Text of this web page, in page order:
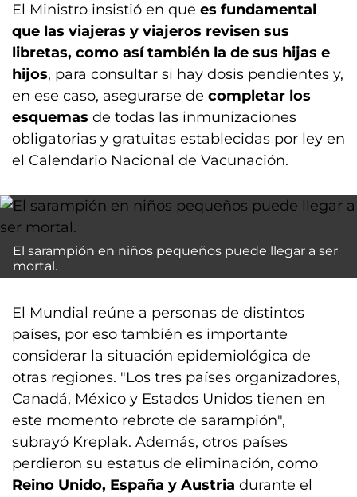
El Ministro insistió en que es fundamental
que las viajeras y viajeros revisen sus
libretas, como así también la de sus hijas e
hijos, para consultar si hay dosis pendientes y,
en ese caso, asegurarse de completar los
esquemas de todas las inmunizaciones
obligatorias y gratuitas establecidas por ley en
el Calendario Nacional de Vacunación.
El sarampión en niños pequeños puede llegar a ser
mortal.
El Mundial reúne a personas de distintos
países, por eso también es importante
considerar la situación epidemiológica de
otras regiones. "Los tres países organizadores,
Canadá, México y Estados Unidos tienen en
este momento rebrote de sarampión",
subrayó Kreplak. Además, otros países
perdieron su estatus de eliminación, como
Reino Unido, España y Austria durante el